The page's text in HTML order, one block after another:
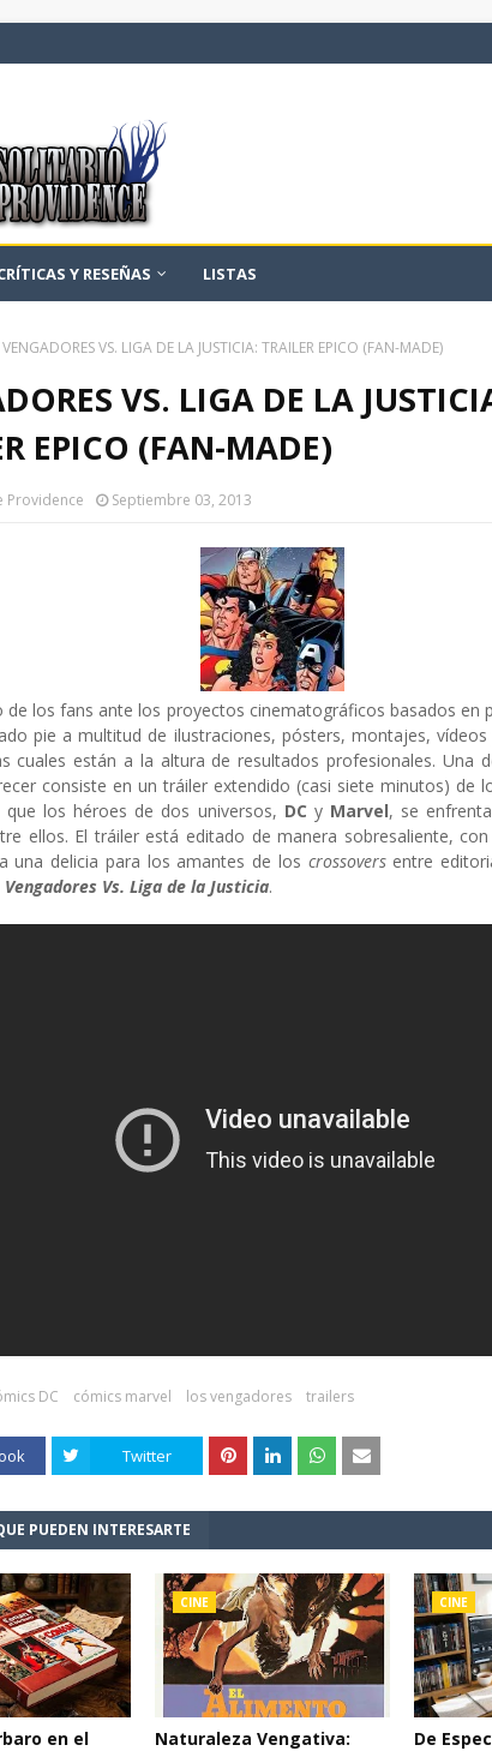
Y RESEÑAS LISTAS
VENGADORES VS. LIGA DE LA JUSTICIA: TRAILER EPICO (FAN-MADE)
VS. LIGA DE LA
EPICO (FAN-MADE)
Providence Septiembre 03, 2013
de los fans ante los proyectos cinematográficos basados en
pie a multitud de ilustraciones, pósters, montajes, vídeos
cuales están a la altura de resultados profesionales. Una
consiste en un tráiler extendido (casi siete minutos) de
que los héroes de dos universos, DC y Marvel, se
ellos. El tráiler está editado de manera sobresaliente,
una delicia para los amantes de los crossovers entre
Vengadores Vs. Liga de la Justicia.
DC cómics marvel los vengadores trailers
Twitter
PUEDEN INTERESARTE
en el
CINE
Naturaleza Vengativa:
CINE
De